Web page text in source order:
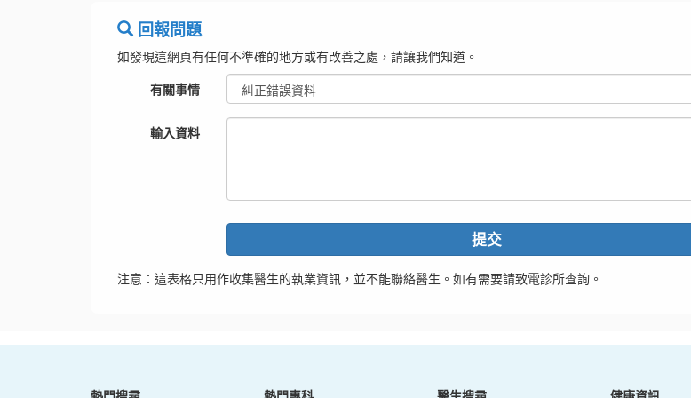
回報問題
如發現這網頁有任何不準確的地方或有改善之處，請讓我們知道。
有關事情
輸入資料
提交
注意：這表格只用作收集醫生的執業資訊，並不能聯絡醫生。如有需要請致電診所查詢。